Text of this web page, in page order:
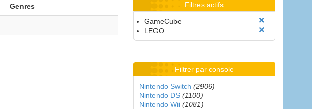
Genres Filtres actifs
GameCube
LEGO
Filtrer par console
Nintendo Switch (2906)
Nintendo DS (1100)
Nintendo Wii (1081)